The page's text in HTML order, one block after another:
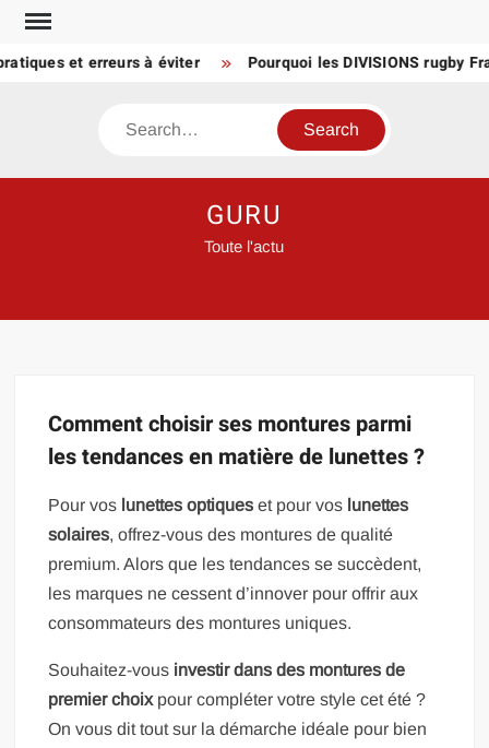
Skip
content
et erreurs à éviter Pourquoi les DIVISIONS rugby
Search
GURU
Toute l'actu
Comment choisir ses montures parmi
les tendances en matière de lunettes ?
Pour vos lunettes optiques et pour vos lunettes
solaires, offrez-vous des montures de qualité
premium. Alors que les tendances se succèdent,
les marques ne cessent d’innover pour offrir aux
consommateurs des montures uniques.
Souhaitez-vous investir dans des montures de
premier choixpour compléter votre style cet été ?
On vous dit tout sur la démarche idéale pour bien